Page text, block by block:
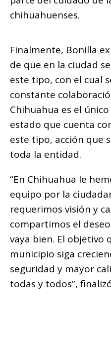
chihuahuenses.
Finalmente, Bonilla
de que en la ciudad
este tipo, con el cual
constante
Chihuahua es el
estado que cuenta
este tipo, acción que
toda la entidad.
“En Chihuahua le
equipo por la
requerimos visión y
compartimos el
vaya bien. El objetivo
municipio siga
seguridad y mayor
todas y todos”,